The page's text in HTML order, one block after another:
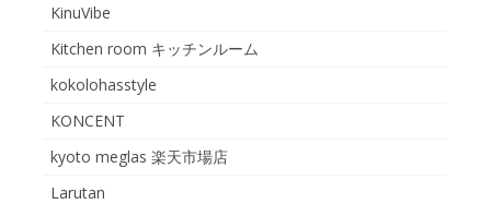
KinuVibe
Kitchen room キッチンルーム
kokolohasstyle
KONCENT
kyoto meglas 楽天市場店
Larutan